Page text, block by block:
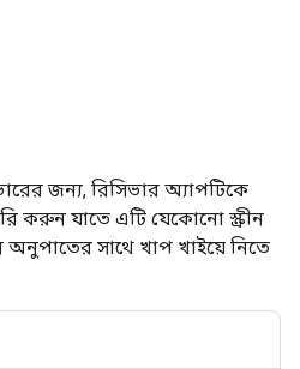
জন্য, রিসিভার অ্যাপটিকে
করুন যাতে এটি যেকোনো স্ক্রীন
সাথে খাপ খাইয়ে নিতে